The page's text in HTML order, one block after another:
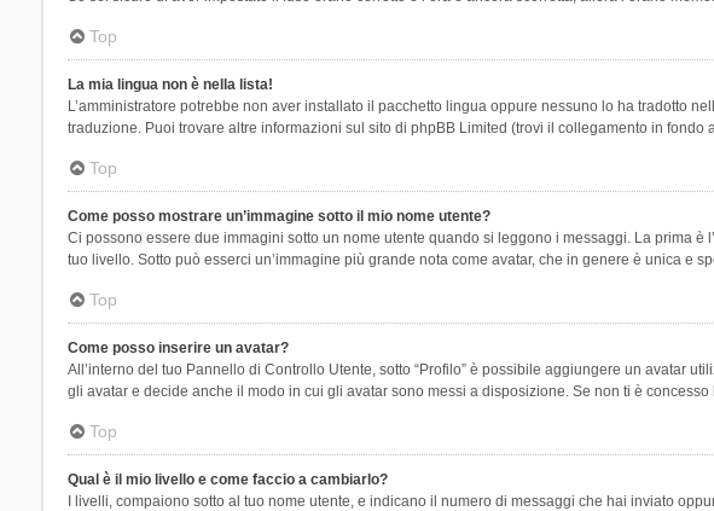
Top
La mia lingua non è nella lista!
L’amministratore potrebbe non aver installato il pacchetto lingua oppure nessuno lo ha tradotto
traduzione. Puoi trovare altre informazioni sul sito di phpBB Limited (trovi il collegamento in fondo
Top
Come posso mostrare un’immagine sotto il mio nome utente?
Ci possono essere due immagini sotto un nome utente quando si leggono i messaggi. La prima
tuo livello. Sotto può esserci un’immagine più grande nota come avatar, che in genere è unica e
Top
Come posso inserire un avatar?
All’interno del tuo Pannello di Controllo Utente, sotto “Profilo” è possibile aggiungere un avatar
gli avatar e decide anche il modo in cui gli avatar sono messi a disposizione. Se non ti è
Top
Qual è il mio livello e come faccio a cambiarlo?
I livelli, compaiono sotto al tuo nome utente, e indicano il numero di messaggi che hai inviato